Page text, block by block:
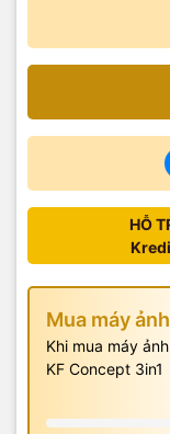
HỖ
Mua máy
Khi mua máy
KF Concept 3in1